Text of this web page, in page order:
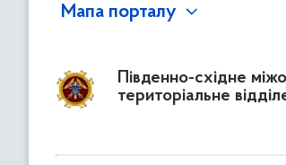
Мапа порталу
Південно-східне
територіальне